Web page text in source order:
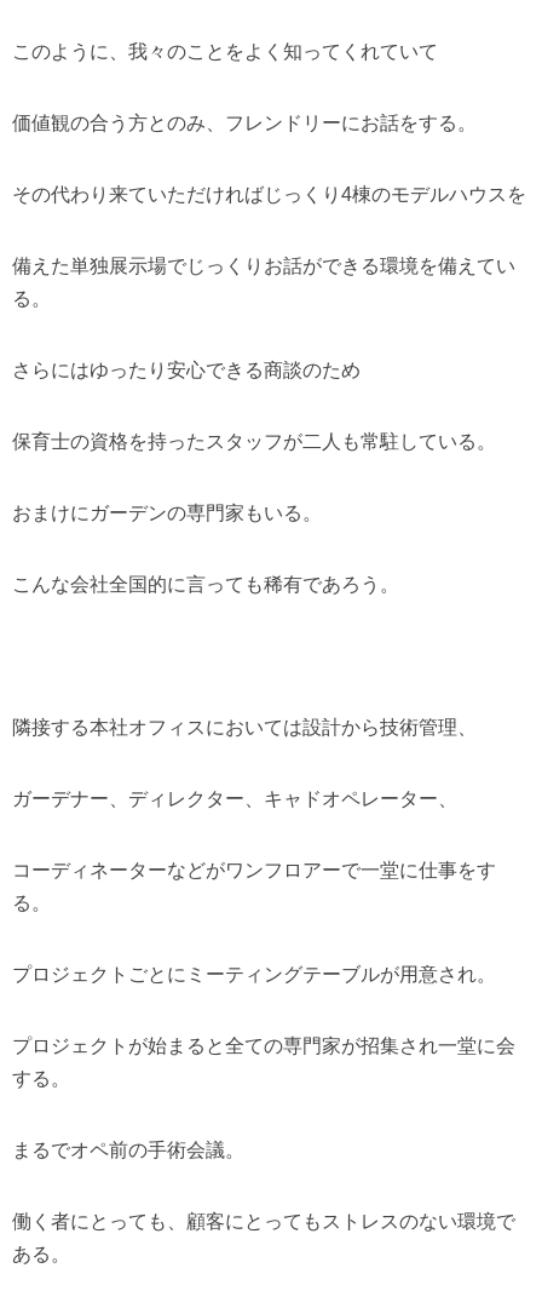
このように、我々のことをよく知ってくれていて
価値観の合う方とのみ、フレンドリーにお話をする。
その代わり来ていただければじっくり4棟のモデルハウスを
備えた単独展示場でじっくりお話ができる環境を備えてい
る。
さらにはゆったり安心できる商談のため
保育士の資格を持ったスタッフが二人も常駐している。
おまけにガーデンの専門家もいる。
こんな会社全国的に言っても稀有であろう。
隣接する本社オフィスにおいては設計から技術管理、
ガーデナー、ディレクター、キャドオペレーター、
コーディネーターなどがワンフロアーで一堂に仕事をす
る。
プロジェクトごとにミーティングテーブルが用意され。
プロジェクトが始まると全ての専門家が招集され一堂に会
する。
まるでオペ前の手術会議。
働く者にとっても、顧客にとってもストレスのない環境で
ある。